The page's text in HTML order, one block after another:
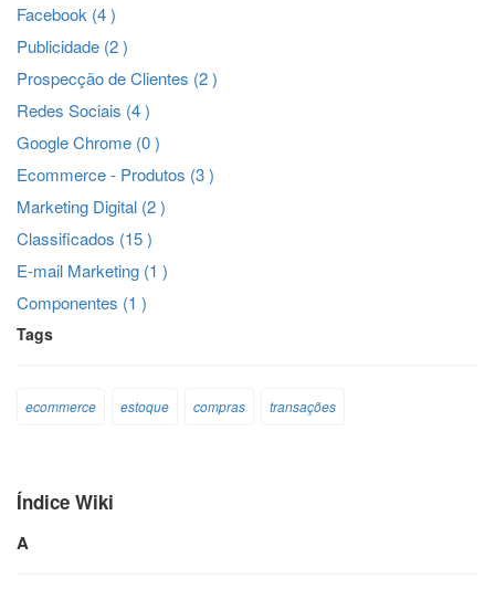
Facebook (4 )
Publicidade (2 )
Prospecção de Clientes (2 )
Redes Sociais (4 )
Google Chrome (0 )
Ecommerce - Produtos (3 )
Marketing Digital (2 )
Classificados (15 )
E-mail Marketing (1 )
Componentes (1 )
Tags
ecommerce estoque compras transações
Índice Wiki
A